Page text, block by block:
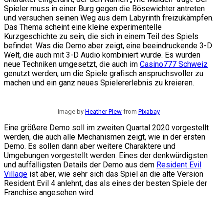
Spieler muss in einer Burg gegen die Bösewichter antreten
und versuchen seinen Weg aus dem Labyrinth freizukämpfen.
Das Thema scheint eine kleine experimentelle
Kurzgeschichte zu sein, die sich in einem Teil des Spiels
befindet. Was die Demo aber zeigt, eine beeindruckende 3-D
Welt, die auch mit 3-D Audio kombiniert wurde. Es wurden
neue Techniken umgesetzt, die auch im Casino777 Schweiz
genutzt werden, um die Spiele grafisch anspruchsvoller zu
machen und ein ganz neues Spielererlebnis zu kreieren.
Image by Heather Plew from Pixabay
Eine größere Demo soll im zweiten Quartal 2020 vorgestellt
werden, die auch alle Mechanismen zeigt, wie in der ersten
Demo. Es sollen dann aber weitere Charaktere und
Umgebungen vorgestellt werden. Eines der denkwürdigsten
und auffälligsten Details der Demo aus dem Resident Evil
Village ist aber, wie sehr sich das Spiel an die alte Version
Resident Evil 4 anlehnt, das als eines der besten Spiele der
Franchise angesehen wird.